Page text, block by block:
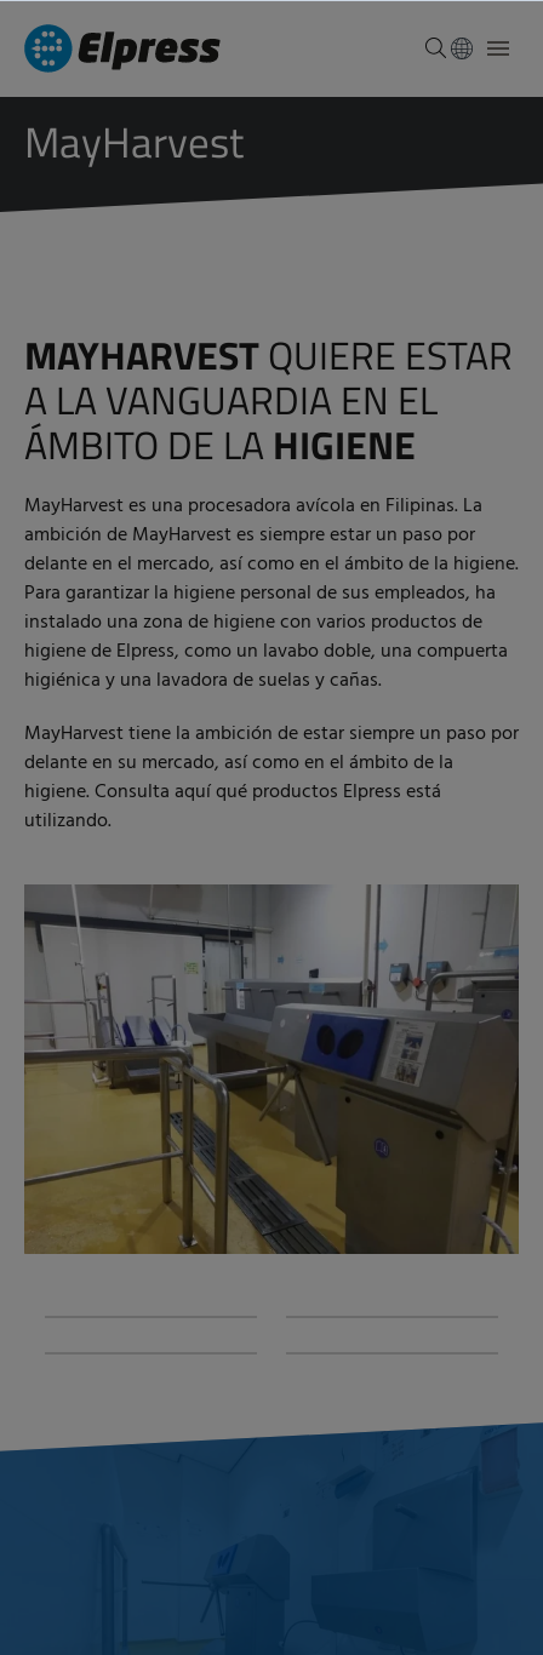
MayHarvest
MAYHARVESTQUIERE ESTAR
A LA VANGUARDIA EN EL
ÁMBITO DE LA HIGIENE
MayHarvest es una procesadora avícola en Filipinas. La
ambición de MayHarvest es siempre estar un paso por
delante en el mercado, así como en el ámbito de la higiene.
Para garantizar la higiene personal de sus empleados, ha
instalado una zona de higiene con varios productos de
higiene de Elpress, como un lavabo doble, una compuerta
higiénica y una lavadora de suelas y cañas.
MayHarvest tiene la ambición de estar siempre un paso por
delante en su mercado, así como en el ámbito de la
higiene. Consulta aquí qué productos Elpress está
utilizando.